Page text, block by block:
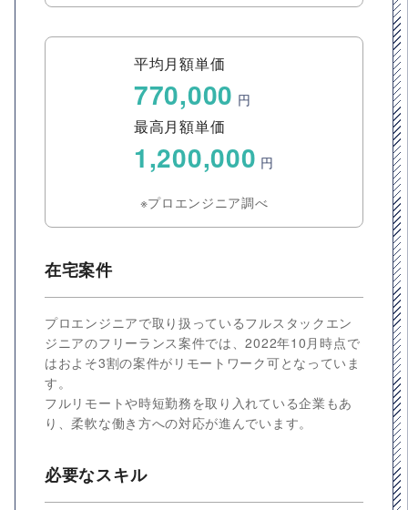
平均月額単価
770,000 円
最高月額単価
1,200,000 円
※プロエンジニア調べ
在宅案件
プロエンジニアで取り扱っているフルスタックエン
ジニアのフリーランス案件では、2022年10月時点で
はおよそ3割の案件がリモートワーク可となっていま
す。
フルリモートや時短勤務を取り入れている企業もあ
り、柔軟な働き方への対応が進んでいます。
必要なスキル